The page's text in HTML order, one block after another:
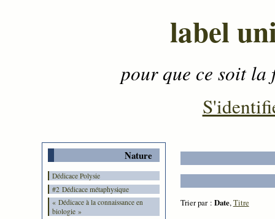
label
pour que ce soit
Nature
Dédicace Polysie
#2 Dédicace métaphysique
« Dédicace à la connaissance en
biologie »
Trier par : Date,Titre